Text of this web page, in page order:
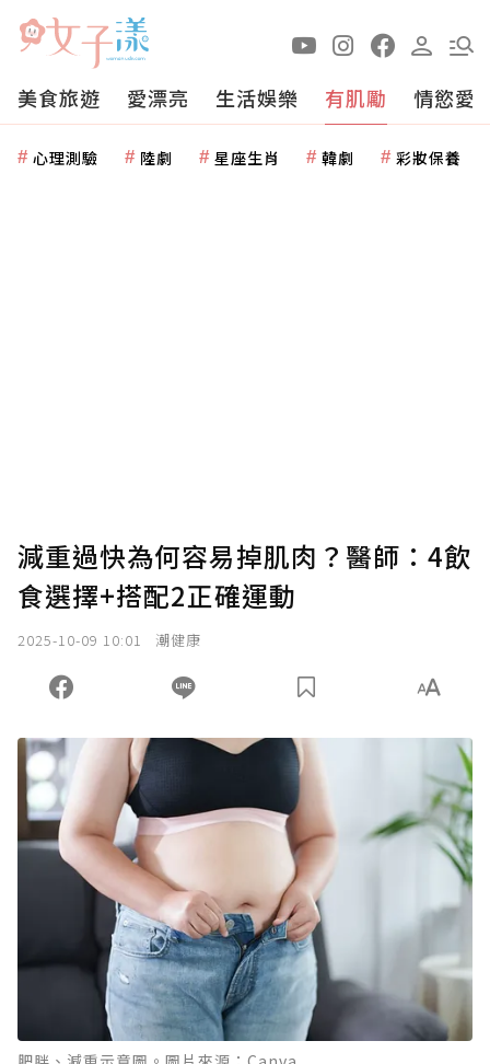
美食旅遊 愛漂亮 生活娛樂 有肌勵 情慾愛
心理測驗 陸劇 星座生肖 韓劇 彩妝保養
減重過快為何容易掉肌肉？醫師：4飲
食選擇+搭配2正確運動
2025-10-09 10:01 潮健康